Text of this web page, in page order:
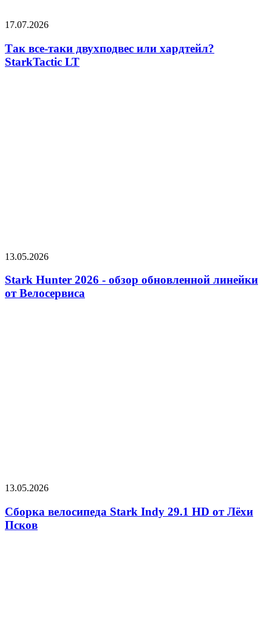
17.07.2026
Так все-таки двухподвес или хардтейл?
StarkTactic LT
13.05.2026
Stark Hunter 2026 - обзор обновленной линейки
от Велосервиса
13.05.2026
Сборка велосипеда Stark Indy 29.1 HD от Лёхи
Псков